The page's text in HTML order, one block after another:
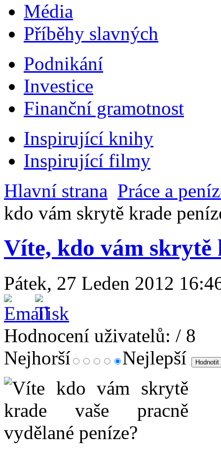
Média
Příběhy slavných
Podnikání
Investice
Finanční gramotnost
Inspirující knihy
Inspirující filmy
Hlavní strana Práce a
kdo vám skrytě krade
Víte, kdo vám skrytě
Pátek, 27 Leden 2012
Hodnocení uživatelů: / 8
Nejhorší
Nejlepší